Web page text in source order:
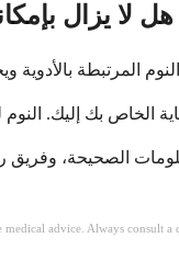
هل لا يزال
الصحيحة،
advice. Always consult